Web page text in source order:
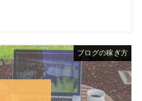
ブログの稼ぎ方